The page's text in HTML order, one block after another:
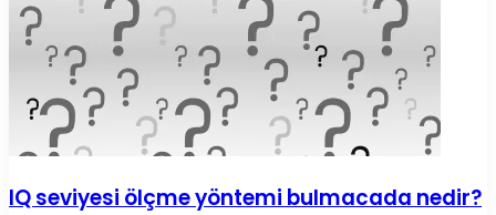
IQ seviyesi ölçme yöntemi bulmacada nedir?